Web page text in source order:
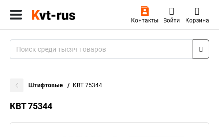
Контакты Войти Корзина
Штифтовые КВТ 75344
КВТ 75344